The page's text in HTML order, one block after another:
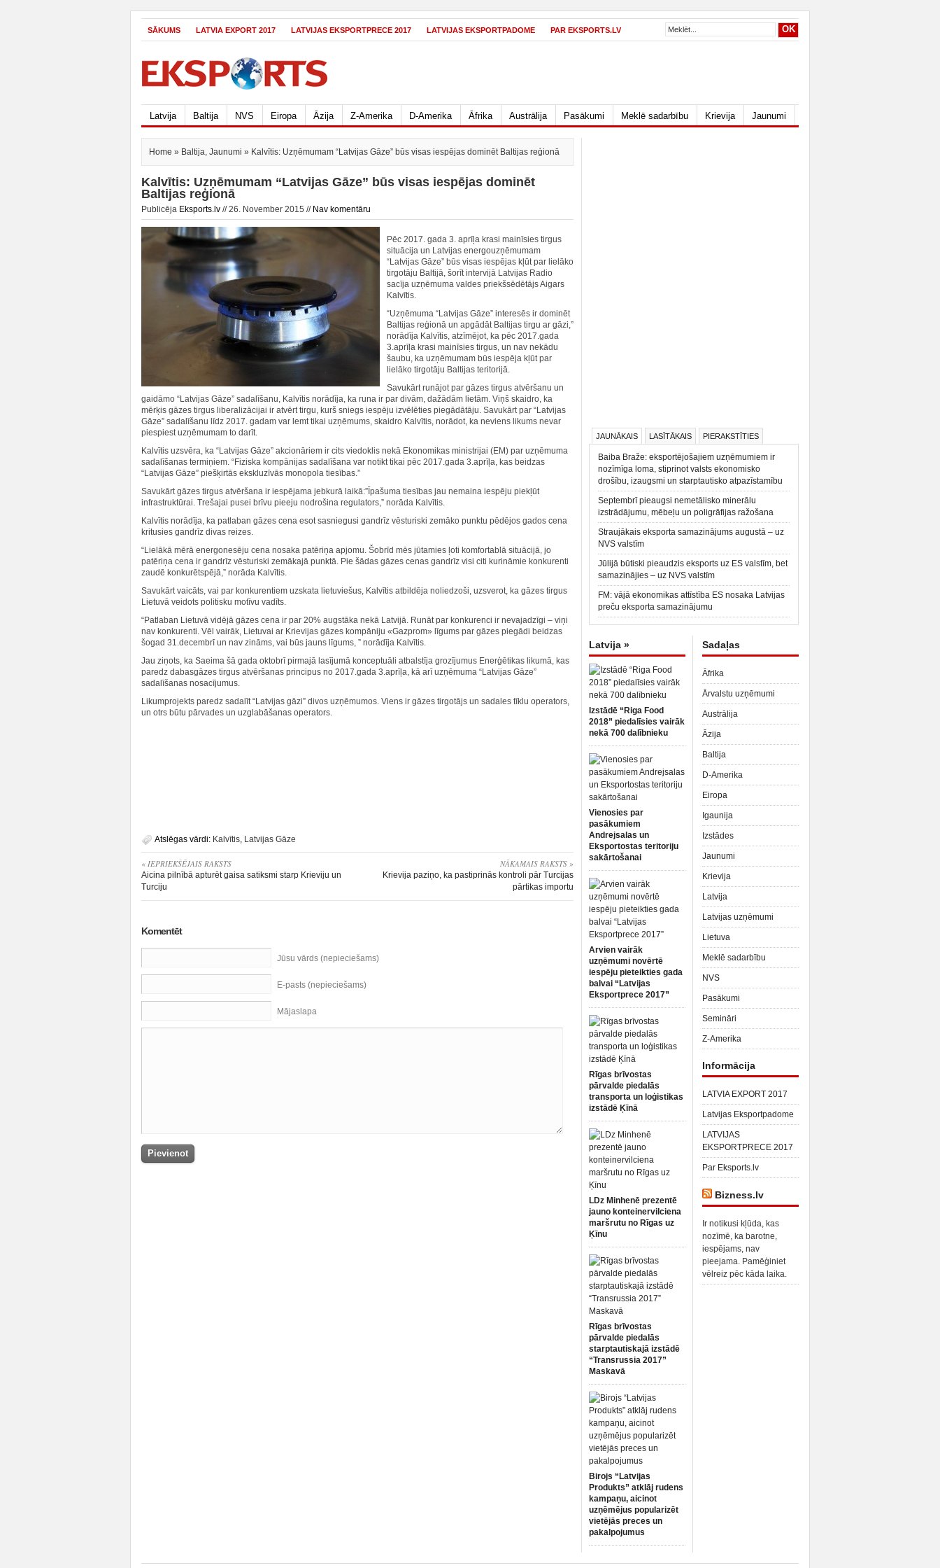
SĀKUMS LATVIA EXPORT 2017 LATVIJAS EKSPORTPRECE 2017 LATVIJAS EKSPORTPADOME PAR EKSPORTS.LV
Latvija Baltija NVS Eiropa Āzija Z-Amerika D-Amerika Āfrika Austrālija Pasākumi Meklē sadarbību Krievija Jaunumi
Home » Baltija, Jaunumi » Kalvītis: Uzņēmumam “Latvijas Gāze” būs visas iespējas dominēt Baltijas reģionā
Kalvītis: Uzņēmumam “Latvijas Gāze” būs visas iespējas dominēt
Baltijas reģionā
Publicēja Eksports.lv // 26. November 2015 // Nav komentāru
Pēc 2017. gada 3. aprīļa krasi mainīsies tirgus
situācija un Latvijas energouzņēmumam
“Latvijas Gāze” būs visas iespējas kļūt par lielāko
tirgotāju Baltijā, šorīt intervijā Latvijas Radio
sacīja uzņēmuma valdes priekšsēdētājs Aigars
Kalvītis.
“Uzņēmuma “Latvijas Gāze” interesēs ir dominēt
Baltijas reģionā un apgādāt Baltijas tirgu ar gāzi,”
norādīja Kalvītis, atzīmējot, ka pēc 2017.gada
3.aprīļa krasi mainīsies tirgus, un nav nekādu
šaubu, ka uzņēmumam būs iespēja kļūt par
lielāko tirgotāju Baltijas teritorijā.
Savukārt runājot par gāzes tirgus atvēršanu un
gaidāmo “Latvijas Gāze” sadalīšanu, Kalvītis norādīja, ka runa ir par divām, dažādām lietām. Viņš skaidro, ka
mērķis gāzes tirgus liberalizācijai ir atvērt tirgu, kurš sniegs iespēju izvēlēties piegādātāju. Savukārt par “Latvijas
Gāze” sadalīšanu līdz 2017. gadam var lemt tikai uzņēmums, skaidro Kalvītis, norādot, ka neviens likums nevar
piespiest uzņēmumam to darīt.
Kalvītis uzsvēra, ka “Latvijas Gāze” akcionāriem ir cits viedoklis nekā Ekonomikas ministrijai (EM) par uzņēmuma
sadalīšanas termiņiem. “Fiziska kompānijas sadalīšana var notikt tikai pēc 2017.gada 3.aprīļa, kas beidzas
“Latvijas Gāze” piešķirtās ekskluzīvās monopola tiesības.”
Savukārt gāzes tirgus atvēršana ir iespējama jebkurā laikā:”Īpašuma tiesības jau nemaina iespēju piekļūt
infrastruktūrai. Trešajai pusei brīvu pieeju nodrošina regulators,” norāda Kalvītis.
Kalvītis norādīja, ka patlaban gāzes cena esot sasniegusi gandrīz vēsturiski zemāko punktu pēdējos gados cena
kritusies gandrīz divas reizes.
“Lielākā mērā energonesēju cena nosaka patēriņa apjomu. Šobrīd mēs jūtamies ļoti komfortablā situācijā, jo
patēriņa cena ir gandrīz vēsturiski zemākajā punktā. Pie šādas gāzes cenas gandrīz visi citi kurināmie konkurenti
zaudē konkurētspējā,” norāda Kalvītis.
Savukārt vaicāts, vai par konkurentiem uzskata lietuviešus, Kalvītis atbildēja noliedzoši, uzsverot, ka gāzes tirgus
Lietuvā veidots politisku motīvu vadīts.
“Patlaban Lietuvā vidējā gāzes cena ir par 20% augstāka nekā Latvijā. Runāt par konkurenci ir nevajadzīgi – viņi
nav konkurenti. Vēl vairāk, Lietuvai ar Krievijas gāzes kompāniju «Gazprom» līgums par gāzes piegādi beidzas
šogad 31.decembrī un nav zināms, vai būs jauns līgums, ” norādīja Kalvītis.
Jau ziņots, ka Saeima šā gada oktobrī pirmajā lasījumā konceptuāli atbalstīja grozījumus Enerģētikas likumā, kas
paredz dabasgāzes tirgus atvēršanas principus no 2017.gada 3.aprīļa, kā arī uzņēmuma “Latvijas Gāze”
sadalīšanas nosacījumus.
Likumprojekts paredz sadalīt “Latvijas gāzi” divos uzņēmumos. Viens ir gāzes tirgotājs un sadales tīklu operators,
un otrs būtu pārvades un uzglabāšanas operators.
Atslēgas vārdi: Kalvītis, Latvijas Gāze
« IEPRIEKŠĒJAIS RAKSTS
Aicina pilnībā apturēt gaisa satiksmi starp Krieviju un
Turciju
NĀKAMAIS RAKSTS »
Krievija paziņo, ka pastiprinās kontroli pār Turcijas
pārtikas importu
Komentēt
Jūsu vārds (nepieciešams)
E-pasts (nepieciešams)
Mājaslapa
JAUNĀKAIS LASĪTĀKAIS PIERAKSTĪTIES
Baiba Braže: eksportējošajiem uzņēmumiem ir
nozīmīga loma, stiprinot valsts ekonomisko
drošību, izaugsmi un starptautisko atpazīstamību
Septembrī pieaugsi nemetālisko minerālu
izstrādājumu, mēbeļu un poligrāfijas ražošana
Straujākais eksporta samazinājums augustā – uz
NVS valstīm
Jūlijā būtiski pieaudzis eksports uz ES valstīm, bet
samazinājies – uz NVS valstīm
FM: vājā ekonomikas attīstība ES nosaka Latvijas
preču eksporta samazinājumu
Latvija »
Izstādē “Riga Food
2018” piedalīsies vairāk
nekā 700 dalībnieku
Vienosies par
pasākumiem
Andrejsalas un
Eksportostas teritoriju
sakārtošanai
Arvien vairāk
uzņēmumi novērtē
iespēju pieteikties gada
balvai “Latvijas
Eksportprece 2017”
Rīgas brīvostas
pārvalde piedalās
transporta un loģistikas
izstādē Ķīnā
LDz Minhenē prezentē
jauno konteinervilciena
maršrutu no Rīgas uz
Ķīnu
Rīgas brīvostas
pārvalde piedalās
starptautiskajā izstādē
“Transrussia 2017”
Maskavā
Birojs “Latvijas
Produkts” atklāj rudens
kampaņu, aicinot
uzņēmējus popularizēt
vietējās preces un
pakalpojumus
Sadaļas
Āfrika
Ārvalstu uzņēmumi
Austrālija
Āzija
Baltija
D-Amerika
Eiropa
Igaunija
Izstādes
Jaunumi
Krievija
Latvija
Latvijas uzņēmumi
Lietuva
Meklē sadarbību
NVS
Pasākumi
Semināri
Z-Amerika
Informācija
LATVIA EXPORT 2017
Latvijas Eksportpadome
LATVIJAS
EKSPORTPRECE 2017
Par Eksports.lv
Bizness.lv
Ir notikusi kļūda, kas
nozīmē, ka barotne,
iespējams, nav
pieejama. Pamēģiniet
vēlreiz pēc kāda laika.